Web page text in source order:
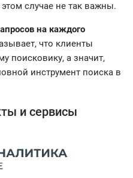
случае не так важны.
на каждого
что клиенты
поисковику, а значит,
инструмент поиска в
и сервисы